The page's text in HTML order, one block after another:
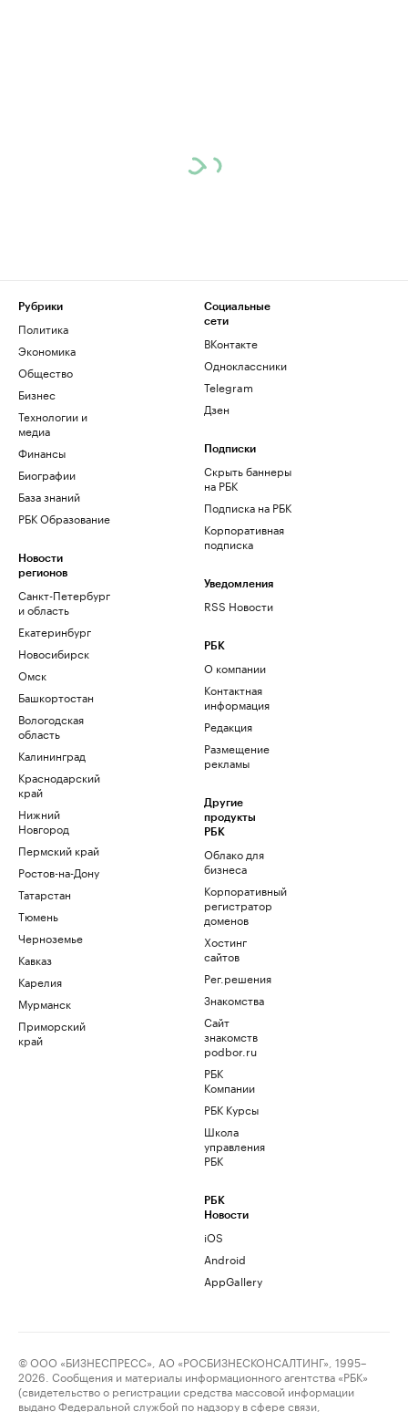
Рубрики
Политика
Экономика
Общество
Бизнес
Технологии и
медиа
Финансы
Биографии
База знаний
РБК Образование
Новости
регионов
Санкт-Петербург
и область
Екатеринбург
Новосибирск
Омск
Башкортостан
Вологодская
область
Калининград
Краснодарский
край
Нижний
Новгород
Пермский край
Ростов-на-Дону
Татарстан
Тюмень
Черноземье
Кавказ
Карелия
Мурманск
Приморский
край
Социальные
сети
ВКонтакте
Одноклассники
Telegram
Дзен
Подписки
Скрыть баннеры
на РБК
Подписка на РБК
Корпоративная
подписка
Уведомления
RSS Новости
РБК
О компании
Контактная
информация
Редакция
Размещение
рекламы
Другие
продукты
РБК
Облако для
бизнеса
Корпоративный
регистратор
доменов
Хостинг
сайтов
Рег.решения
Знакомства
Сайт
знакомств
podbor.ru
РБК
Компании
РБК Курсы
Школа
управления
РБК
РБК
Новости
iOS
Android
AppGallery
© ООО «БИЗНЕСПРЕСС», АО «РОСБИЗНЕСКОНСАЛТИНГ», 1995–
2026. Сообщения и материалы информационного агентства «РБК»
(свидетельство о регистрации средства массовой информации
выдано Федеральной службой по надзору в сфере связи,